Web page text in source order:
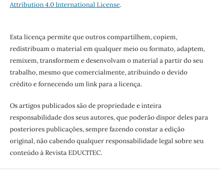
Attribution 4.0 International License.
Esta licença permite que outros compartilhem, copiem,
redistribuam o material em qualquer meio ou formato, adaptem,
remixem, transformem e desenvolvam o material a partir do seu
trabalho, mesmo que comercialmente, atribuindo o devido
crédito e fornecendo um link para a licença.
Os artigos publicados são de propriedade e inteira
responsabilidade dos seus autores, que poderão dispor deles para
posteriores publicações, sempre fazendo constar a edição
original, não cabendo qualquer responsabilidade legal sobre seu
conteúdo à Revista EDUCITEC.